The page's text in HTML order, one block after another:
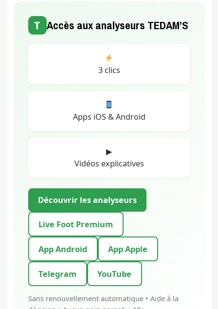
T Accès aux analyseurs TEDAM’S
3 clics
Apps iOS & Android
▶
Vidéos explicatives
Découvrir les analyseurs
Live Foot Premium
App Android App Apple
Telegram YouTube
Sans renouvellement automatique • Aide à la